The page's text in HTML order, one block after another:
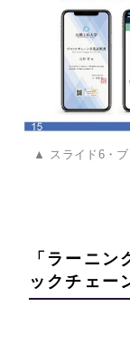
▲ スライド6・
「ラーニ
ックチェー